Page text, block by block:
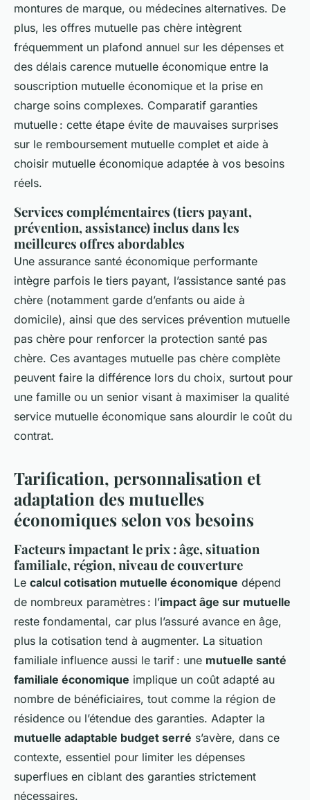
montures de marque, ou médecines alternatives. De
plus, les offres mutuelle pas chère intègrent
fréquemment un plafond annuel sur les dépenses et
des délais carence mutuelle économique entre la
souscription mutuelle économique et la prise en
charge soins complexes. Comparatif garanties
mutuelle : cette étape évite de mauvaises surprises
sur le remboursement mutuelle complet et aide à
choisir mutuelle économique adaptée à vos besoins
réels.
Services complémentaires (tiers payant,
prévention, assistance) inclus dans les
meilleures offres abordables
Une assurance santé économique performante
intègre parfois le tiers payant, l’assistance santé pas
chère (notamment garde d’enfants ou aide à
domicile), ainsi que des services prévention mutuelle
pas chère pour renforcer la protection santé pas
chère. Ces avantages mutuelle pas chère complète
peuvent faire la différence lors du choix, surtout pour
une famille ou un senior visant à maximiser la qualité
service mutuelle économique sans alourdir le coût du
contrat.
Tarification, personnalisation et
adaptation des mutuelles
économiques selon vos besoins
Facteurs impactant le prix : âge, situation
familiale, région, niveau de couverture
Le calcul cotisation mutuelle économique dépend
de nombreux paramètres : l’impact âge sur mutuelle
reste fondamental, car plus l’assuré avance en âge,
plus la cotisation tend à augmenter. La situation
familiale influence aussi le tarif : une mutuelle santé
familiale économique implique un coût adapté au
nombre de bénéficiaires, tout comme la région de
résidence ou l’étendue des garanties. Adapter la
mutuelle adaptable budget serré s’avère, dans ce
contexte, essentiel pour limiter les dépenses
superflues en ciblant des garanties strictement
nécessaires.